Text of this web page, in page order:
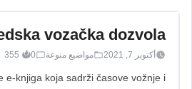
vozačka dozvola
أكتوبر 7, 2021 مواضيع منوعة 0
355
e-knjiga koja sadrži časove vožnje i